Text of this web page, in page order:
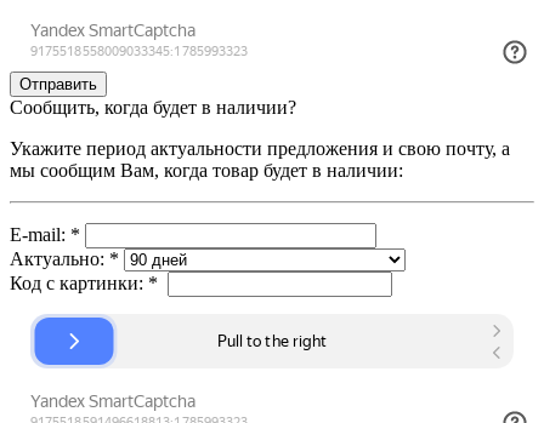
Сообщить, когда будет в наличии?
Укажите период актуальности предложения и свою почту, а
мы сообщим Вам, когда товар будет в наличии:
E-mail: *
Актуально: *
Код с картинки: *